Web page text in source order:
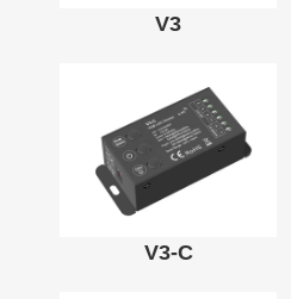
V3
V3-C